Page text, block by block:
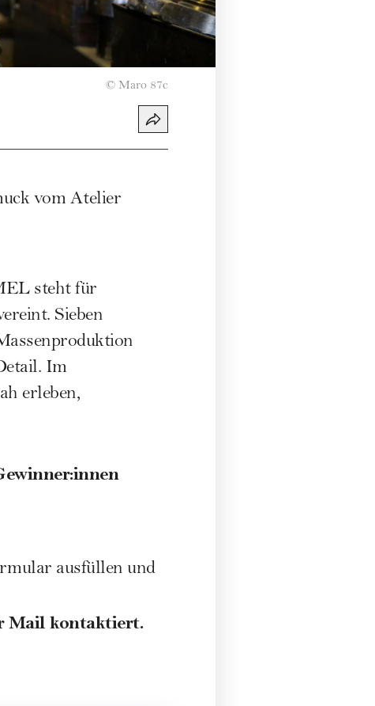
© Maro 87c
vom Atelier
steht für
Sieben
Im
erleben,
ausfüllen und
Mail kontaktiert.